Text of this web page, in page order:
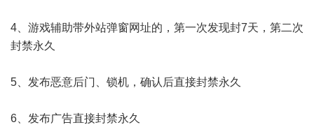
4、游戏辅助带外站弹窗网址的，第一次发现封7天，第二次
封禁永久
5、发布恶意后门、锁机，确认后直接封禁永久
6、发布广告直接封禁永久